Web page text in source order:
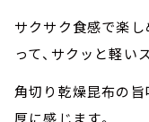
サクサク食感で楽
って、サクッと軽い
角切り乾燥昆布の